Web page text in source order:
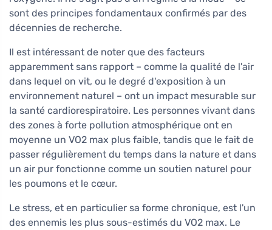
sont des principes fondamentaux confirmés par des
décennies de recherche.
Il est intéressant de noter que des facteurs
apparemment sans rapport – comme la qualité de l'air
dans lequel on vit, ou le degré d'exposition à un
environnement naturel – ont un impact mesurable sur
la santé cardiorespiratoire. Les personnes vivant dans
des zones à forte pollution atmosphérique ont en
moyenne un VO2 max plus faible, tandis que le fait de
passer régulièrement du temps dans la nature et dans
un air pur fonctionne comme un soutien naturel pour
les poumons et le cœur.
Le stress, et en particulier sa forme chronique, est l'un
des ennemis les plus sous-estimés du VO2 max. Le